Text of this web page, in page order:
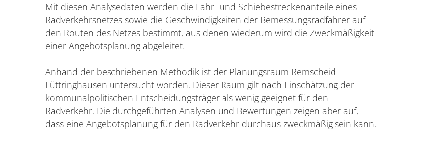
Mit diesen Analysedaten werden die Fahr- und Schiebestreckenanteile eines
Radverkehrsnetzes sowie die Geschwindigkeiten der Bemessungsradfahrer auf
den Routen des Netzes bestimmt, aus denen wiederum wird die Zweckmäßigkeit
einer Angebotsplanung abgeleitet.
Anhand der beschriebenen Methodik ist der Planungsraum Remscheid-
Lüttringhausen untersucht worden. Dieser Raum gilt nach Einschätzung der
kommunalpolitischen Entscheidungsträger als wenig geeignet für den
Radverkehr. Die durchgeführten Analysen und Bewertungen zeigen aber auf,
dass eine Angebotsplanung für den Radverkehr durchaus zweckmäßig sein kann.